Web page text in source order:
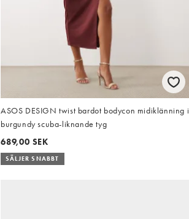
ASOS DESIGN twist bardot bodycon midiklänning i
burgundy scuba-liknande tyg
689,00 SEK
SÄLJER SNABBT